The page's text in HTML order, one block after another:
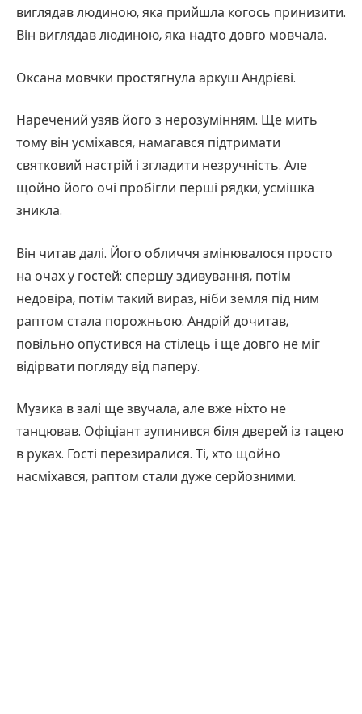
виглядав людиною, яка прийшла когось принизити.
Він виглядав людиною, яка надто довго мовчала.
Оксана мовчки простягнула аркуш Андрієві.
Наречений узяв його з нерозумінням. Ще мить
тому він усміхався, намагався підтримати
святковий настрій і згладити незручність. Але
щойно його очі пробігли перші рядки, усмішка
зникла.
Він читав далі. Його обличчя змінювалося просто
на очах у гостей: спершу здивування, потім
недовіра, потім такий вираз, ніби земля під ним
раптом стала порожньою. Андрій дочитав,
повільно опустився на стілець і ще довго не міг
відірвати погляду від паперу.
Музика в залі ще звучала, але вже ніхто не
танцював. Офіціант зупинився біля дверей із тацею
в руках. Гості перезиралися. Ті, хто щойно
насміхався, раптом стали дуже серйозними.